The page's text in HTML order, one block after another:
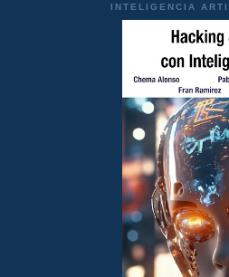
INTELIGENCIA